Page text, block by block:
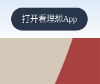
打开看理想App